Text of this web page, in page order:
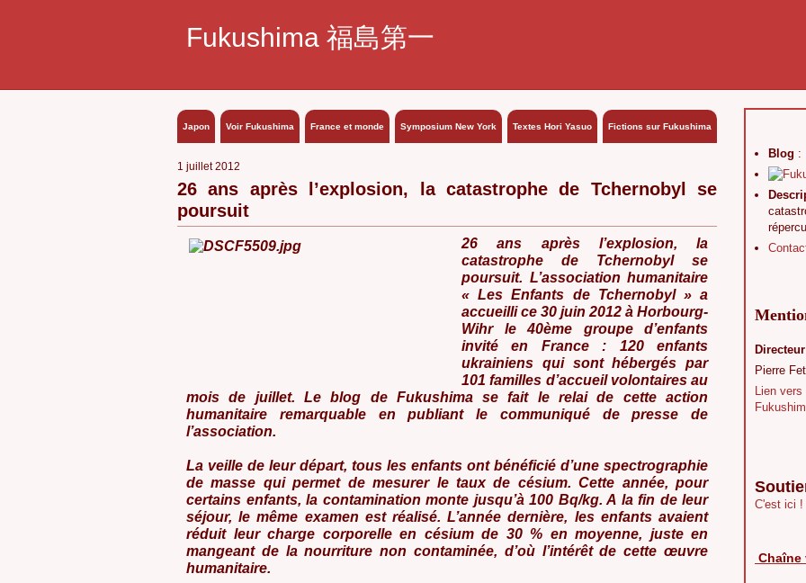
Fukushima 福島第一
Japon Voir Fukushima France et monde Symposium New York Textes Hori Yasuo Fictions sur Fukushima
1 juillet 2012
26 ans après l’explosion, la catastrophe de Tchernobyl se
poursuit
26 ans après l’explosion, la
catastrophe de Tchernobyl se
poursuit. L’association humanitaire
« Les Enfants de Tchernobyl » a
accueilli ce 30 juin 2012 à Horbourg-
Wihr le 40ème groupe d’enfants
invité en France : 120 enfants
ukrainiens qui sont hébergés par
101 familles d’accueil volontaires au
mois de juillet. Le blog de Fukushima se fait le relai de cette action
humanitaire remarquable en publiant le communiqué de presse de
l’association.
La veille de leur départ, tous les enfants ont bénéficié d’une spectrographie
de masse qui permet de mesurer le taux de césium. Cette année, pour
certains enfants, la contamination monte jusqu’à 100 Bq/kg. A la fin de leur
séjour, le même examen est réalisé. L’année dernière, les enfants avaient
réduit leur charge corporelle en césium de 30 % en moyenne, juste en
mangeant de la nourriture non contaminée, d’où l’intérêt de cette œuvre
humanitaire.
Blog :
Pierre
Lien
C'est ici !
Chaîne